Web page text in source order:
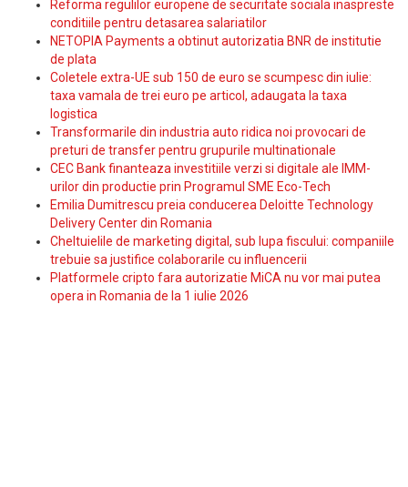
Reforma regulilor europene de securitate sociala inaspreste
conditiile pentru detasarea salariatilor
NETOPIA Payments a obtinut autorizatia BNR de institutie
de plata
Coletele extra-UE sub 150 de euro se scumpesc din iulie:
taxa vamala de trei euro pe articol, adaugata la taxa
logistica
Transformarile din industria auto ridica noi provocari de
preturi de transfer pentru grupurile multinationale
CEC Bank finanteaza investitiile verzi si digitale ale IMM-
urilor din productie prin Programul SME Eco-Tech
Emilia Dumitrescu preia conducerea Deloitte Technology
Delivery Center din Romania
Cheltuielile de marketing digital, sub lupa fiscului: companiile
trebuie sa justifice colaborarile cu influencerii
Platformele cripto fara autorizatie MiCA nu vor mai putea
opera in Romania de la 1 iulie 2026